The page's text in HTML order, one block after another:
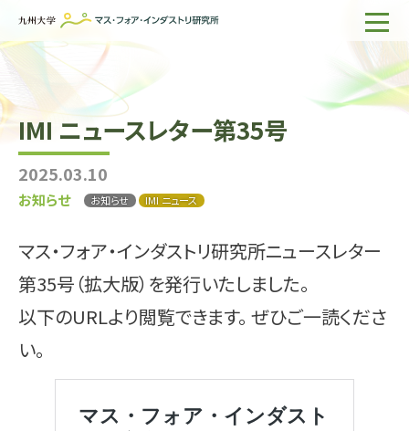
ホーム
IMIについて
組織・所員
研究活動
出版物一覧
IMI ニュースレター第35号
2025.03.10
お知らせ お知らせ IMI ニュース
マス・フォア・インダストリ研究所ニュースレター
第35号（拡大版）を発行いたしました。
以下のURLより閲覧できます。 ぜひご一読くださ
い。